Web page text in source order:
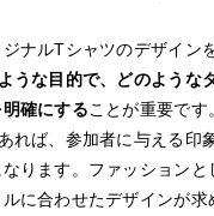
ナルTシャツのデザイン
うな目的で、どのような
確にすることが重要で
れば、参加者に与える印
ります。ファッションと
に合わせたデザインが求